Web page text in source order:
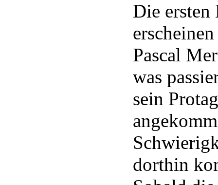
Die ersten
Pascal
was
sein
dorthin